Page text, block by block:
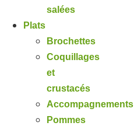
salées
Plats
Brochettes
Coquillages
et
crustacés
Accompagnements
Pommes